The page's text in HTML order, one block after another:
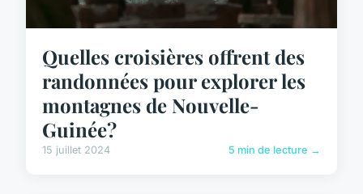
Quelles croisières offrent des
randonnées pour explorer les
montagnes de Nouvelle-
Guinée?
15 juillet 2024 5 min de lecture →